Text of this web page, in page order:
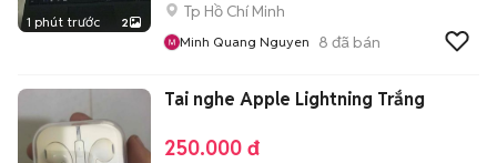
1 phút trước 2
Tp Hồ Chí Minh
Minh Quang Nguyen 8 đã bán
Tai nghe Apple Lightning Trắng
250.000 đ